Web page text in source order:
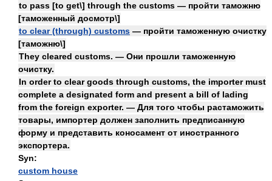
to pass [to get\] through the customs — пройти таможню
[таможенный досмотр\]
to clear (through) customs — пройти таможенную очистку
[таможню\]
They cleared customs. — Они прошли таможенную
очистку.
In order to clear goods through customs, the importer must
complete a designated form and present a bill of lading
from the foreign exporter. — Для того чтобы растаможить
товары, импортер должен заполнить предписанную
форму и представить коносамент от иностранного
экспортера.
Syn:
custom house